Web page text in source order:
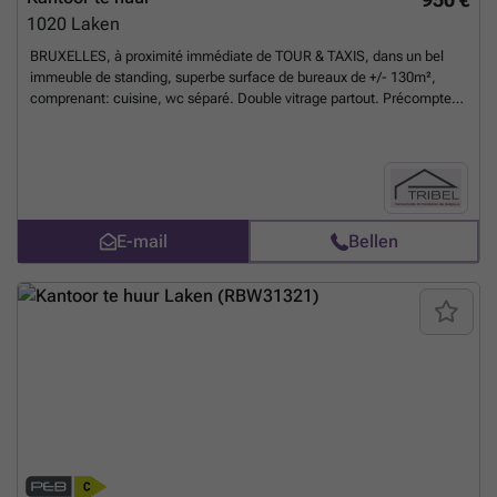
1020 Laken
BRUXELLES, à proximité immédiate de TOUR & TAXIS, dans un bel
immeuble de standing, superbe surface de bureaux de +/- 130m²,
comprenant: cuisine, wc séparé. Double vitrage partout. Précompte
E-mail Bellen